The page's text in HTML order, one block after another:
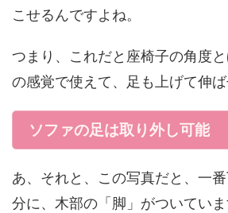
こせるんですよね。
つまり、これだと座椅子の角度
の感覚で使えて、足も上げて伸ば
ソファの足は取り外し可能
あ、それと、この写真だと、一
分に、木部の「脚」がついてい